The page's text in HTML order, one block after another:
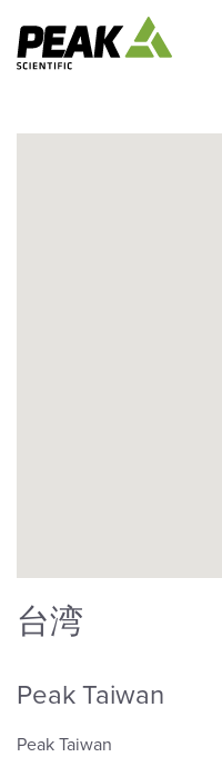
台湾
Peak Taiwan
Peak Taiwan